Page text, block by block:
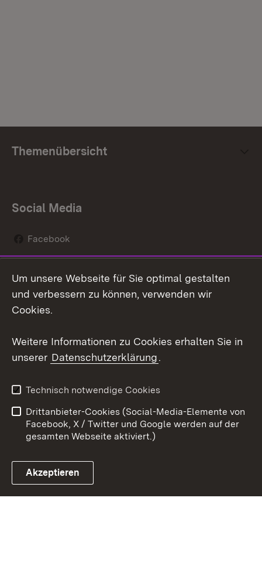
Themenübersicht
Social Media
Facebook
Social Wall
Youtube
Link zum Landesportal
Kontakt
Datenschutz
Barrierefreiheit
Impressum Cookies
Um unsere Webseite für Sie optimal gestalten
und verbessern zu können, verwenden wir
Cookies.
Weitere Informationen zu Cookies erhalten Sie in
unserer Datenschutzerklärung.
Technisch notwendige Cookies
Drittanbieter-Cookies (Social-Media-Elemente von
Facebook, X / Twitter und Google werden auf der
gesamten Webseite aktiviert.)
Akzeptieren